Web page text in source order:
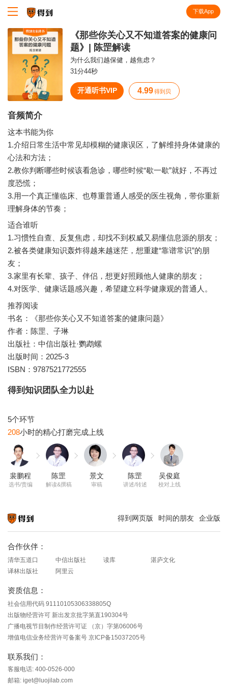
下载App
《那些你关心又不知道答案的健康问
题》| 陈罡解读
为什么我们越保健，越焦虑？
31分44秒
开通听书VIP 4.99 得到贝
音频简介
这本书能为你
1.介绍日常生活中常见却模糊的健康误区，了解维持身体健康的
心法和方法；
2.教你判断哪些时候该看急诊，哪些时候“歇一歇”就好，不再过
度恐慌；
3.用一个真正懂临床、也尊重普通人感受的医生视角，带你重新
适合谁听
1.习惯性自查、反复焦虑，却找不到权威又易懂信息源的朋友；
2.被各类健康知识轰炸得越来越迷茫，想重建“靠谱常识”的朋
友；
3.家里有长辈、孩子、伴侣，想更好照顾他人健康的朋友；
推荐阅读
书名：《那些你关心又不知道答案的健康问题》
作者：陈罡、子琳
出版社：中信出版社·鹦鹉螺
出版时间：2025-3
ISBN：9787521772555
得到知识团队全力以赴
208
裴鹏程
选书/责编
陈罡
解读&撰稿
景文
审稿
陈罡
讲述/转述
吴俊庭
校对上线
得到网页版 时间的朋友 企业版
合作伙伴：
清华五道口 中信出版社 读库
湛庐文化
译林出版社
阿里云
资质信息：
社会信用代码 91110105306338805Q
出版物经营许可 新出发京批字第直190304号
广播电视节目制作经营许可证 （京）字第06006号
增值电信业务经营许可备案号 京ICP备15037205号
联系我们：
客服电话: 400-0526-000
邮箱: iget@luojilab.com